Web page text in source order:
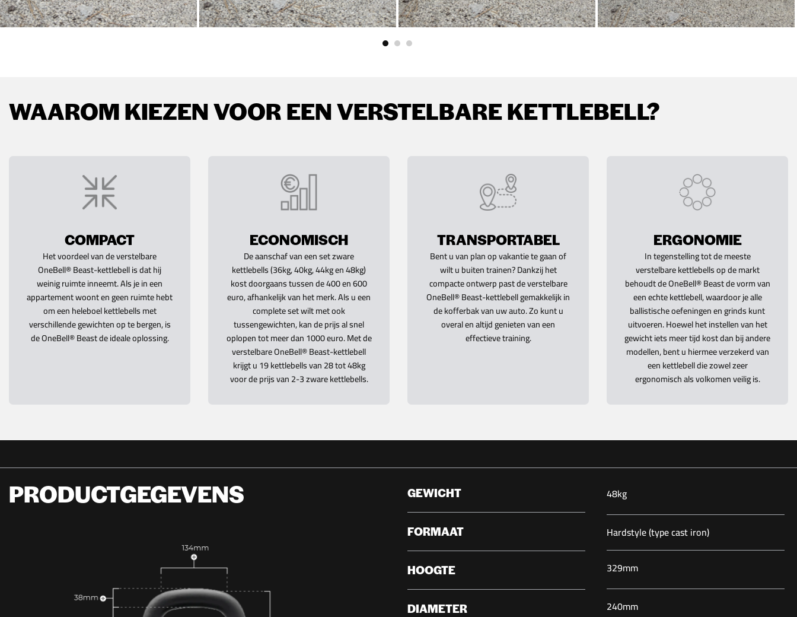
WAAROM KIEZEN VOOR EEN VERSTELBARE KETTLEBELL?
COMPACT
Het voordeel van de verstelbare
OneBell® Beast-kettlebell is dat hij
weinig ruimte inneemt. Als je in een
appartement woont en geen ruimte hebt
om een heleboel kettlebells met
verschillende gewichten op te bergen, is
de OneBell® Beast de ideale oplossing.
ECONOMISCH
De aanschaf van een set zware
kettlebells (36kg, 40kg, 44kg en 48kg)
kost doorgaans tussen de 400 en 600
euro, afhankelijk van het merk. Als u een
complete set wilt met ook
tussengewichten, kan de prijs al snel
oplopen tot meer dan 1000 euro. Met de
verstelbare OneBell® Beast-kettlebell
krijgt u 19 kettlebells van 28 tot 48kg
voor de prijs van 2-3 zware kettlebells.
TRANSPORTABEL
Bent u van plan op vakantie te gaan of
wilt u buiten trainen? Dankzij het
compacte ontwerp past de verstelbare
OneBell® Beast-kettlebell gemakkelijk in
de kofferbak van uw auto. Zo kunt u
overal en altijd genieten van een
effectieve training.
ERGONOMIE
In tegenstelling tot de meeste
verstelbare kettlebells op de markt
behoudt de OneBell® Beast de vorm van
een echte kettlebell, waardoor je alle
ballistische oefeningen en grinds kunt
uitvoeren. Hoewel het instellen van het
gewicht iets meer tijd kost dan bij andere
modellen, bent u hiermee verzekerd van
een kettlebell die zowel zeer
ergonomisch als volkomen veilig is.
PRODUCTGEGEVENS GEWICHT
FORMAAT
HOOGTE
DIAMETER
48kg
Hardstyle (type cast iron)
329mm
240mm